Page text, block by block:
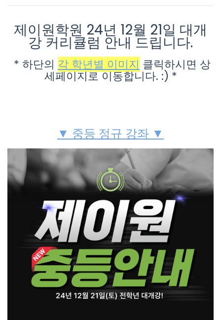
제이원학원 24년 12월 21일 대개
강 커리큘럼 안내 드립니다.
* 하단의 각 학년별 이미지 클릭하시면 상
세페이지로 이동합니다. :) *
▼ 중등 정규 강좌 ▼